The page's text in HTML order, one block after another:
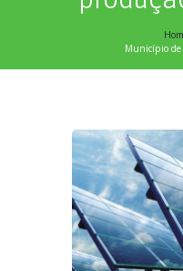
Município de